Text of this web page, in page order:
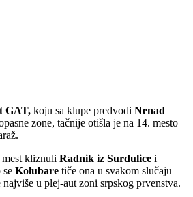
GAT, koju sa klupe predvodi Nenad
zone, tačnije otišla je na 14. mesto
kliznuli Radnik iz Surdulice i
se Kolubare tiče ona u svakom slučaju
najviše u plej-aut zoni srpskog prvenstva.